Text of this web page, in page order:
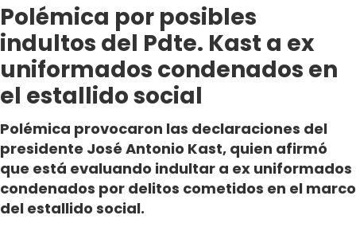
Polémica por posibles
indultos del Pdte. Kast a ex
uniformados condenados en
el estallido social
Polémica provocaron las declaraciones del
presidente José Antonio Kast, quien afirmó
que está evaluando indultar a ex uniformados
condenados por delitos cometidos en el marco
del estallido social.